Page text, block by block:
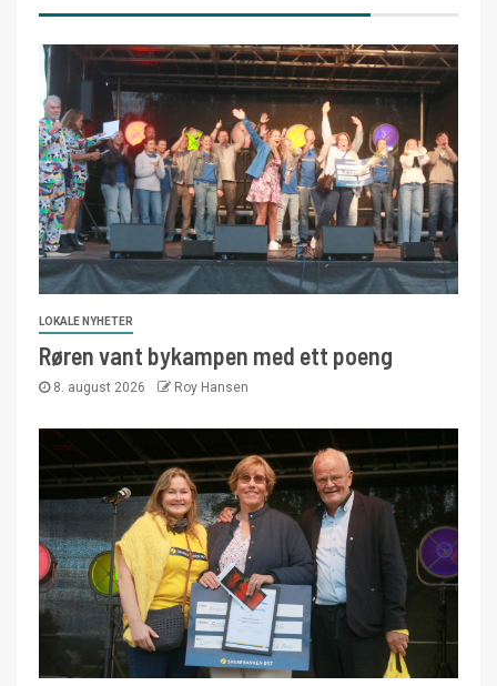
LOKALE NYHETER
Røren vant bykampen med ett poeng
8. august 2026 Roy Hansen